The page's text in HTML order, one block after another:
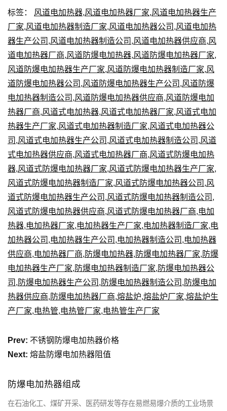
标签： 风道电加热器,风道电加热器厂家,风道电加热器生产
厂家,风道电加热器制造厂家,风道电加热器公司 ,风道电加热
器生产公司 ,风道电加热器制造公司 ,风道电加热器供应商,风
道电加热器厂商,风道防爆电加热器,风道防爆电加热器厂家,
风道防爆电加热器生产厂家,风道防爆电加热器制造厂家,风
道防爆电加热器公司 ,风道防爆电加热器生产公司 ,风道防爆
电加热器制造公司 ,风道防爆电加热器供应商,风道防爆电加
热器厂商,风道式电加热器,风道式电加热器厂家,风道式电加
热器生产厂家,风道式电加热器制造厂家,风道式电加热器公
司 ,风道式电加热器生产公司 ,风道式电加热器制造公司 ,风道
式电加热器供应商,风道式电加热器厂商,风道式防爆电加热
器,风道式防爆电加热器厂家,风道式防爆电加热器生产厂家,
风道式防爆电加热器制造厂家,风道式防爆电加热器公司 ,风
道式防爆电加热器生产公司 ,风道式防爆电加热器制造公司 ,
风道式防爆电加热器供应商,风道式防爆电加热器厂商,电加
热器,电加热器厂家,电加热器生产厂家,电加热器制造厂家,电
加热器公司 ,电加热器生产公司 ,电加热器制造公司 ,电加热器
供应商,电加热器厂商, 防爆电加热器, 防爆电加热器厂家, 防爆
电加热器生产厂家, 防爆电加热器制造厂家, 防爆电加热器公
司 , 防爆电加热器生产公司 , 防爆电加热器制造公司 , 防爆电加
热器供应商, 防爆电加热器厂商,熔盐炉,熔盐炉厂家,熔盐炉生
产厂家,电热管,电热管厂家,电热管生产厂家
Prev: 不锈钢防爆电加热器价格
Next: 熔盐防爆电加热器阻值
防爆电加热器组成
在石油化工、煤矿开采、医药研发等存在易燃易爆介质的工业场景